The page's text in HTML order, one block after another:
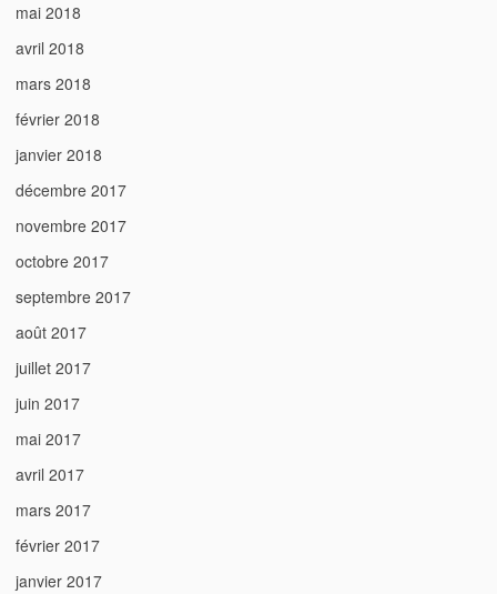
mai 2018
avril 2018
mars 2018
février 2018
janvier 2018
décembre 2017
novembre 2017
octobre 2017
septembre 2017
août 2017
juillet 2017
juin 2017
mai 2017
avril 2017
mars 2017
février 2017
janvier 2017